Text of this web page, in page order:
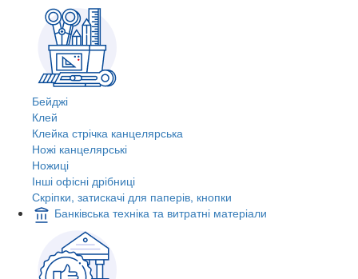
Бейджі
Клей
Клейка стрічка канцелярська
Ножі канцелярські
Ножиці
Інші офісні дрібниці
Скріпки, затискачі для паперів, кнопки
Банківська техніка та витратні матеріали